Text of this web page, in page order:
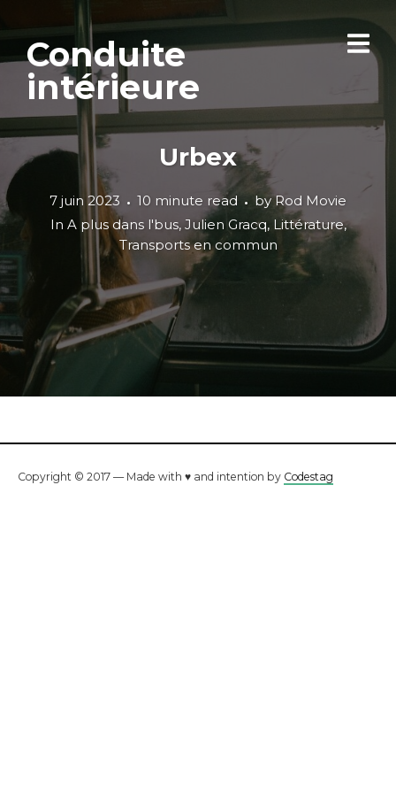
Conduite
intérieure
Urbex
7 juin 2023 10 minute read byRod Movie
In A plus dans l'bus, Julien Gracq, Littérature,
Transports en commun
Copyright © 2017 — Made with ♥ and intention by Codestag